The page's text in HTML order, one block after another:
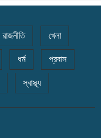
রাজনীতি খেলা
ধর্ম প্রবাস
স্বাস্থ্য